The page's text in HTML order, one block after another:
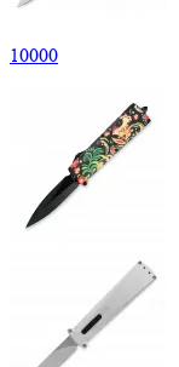
10000